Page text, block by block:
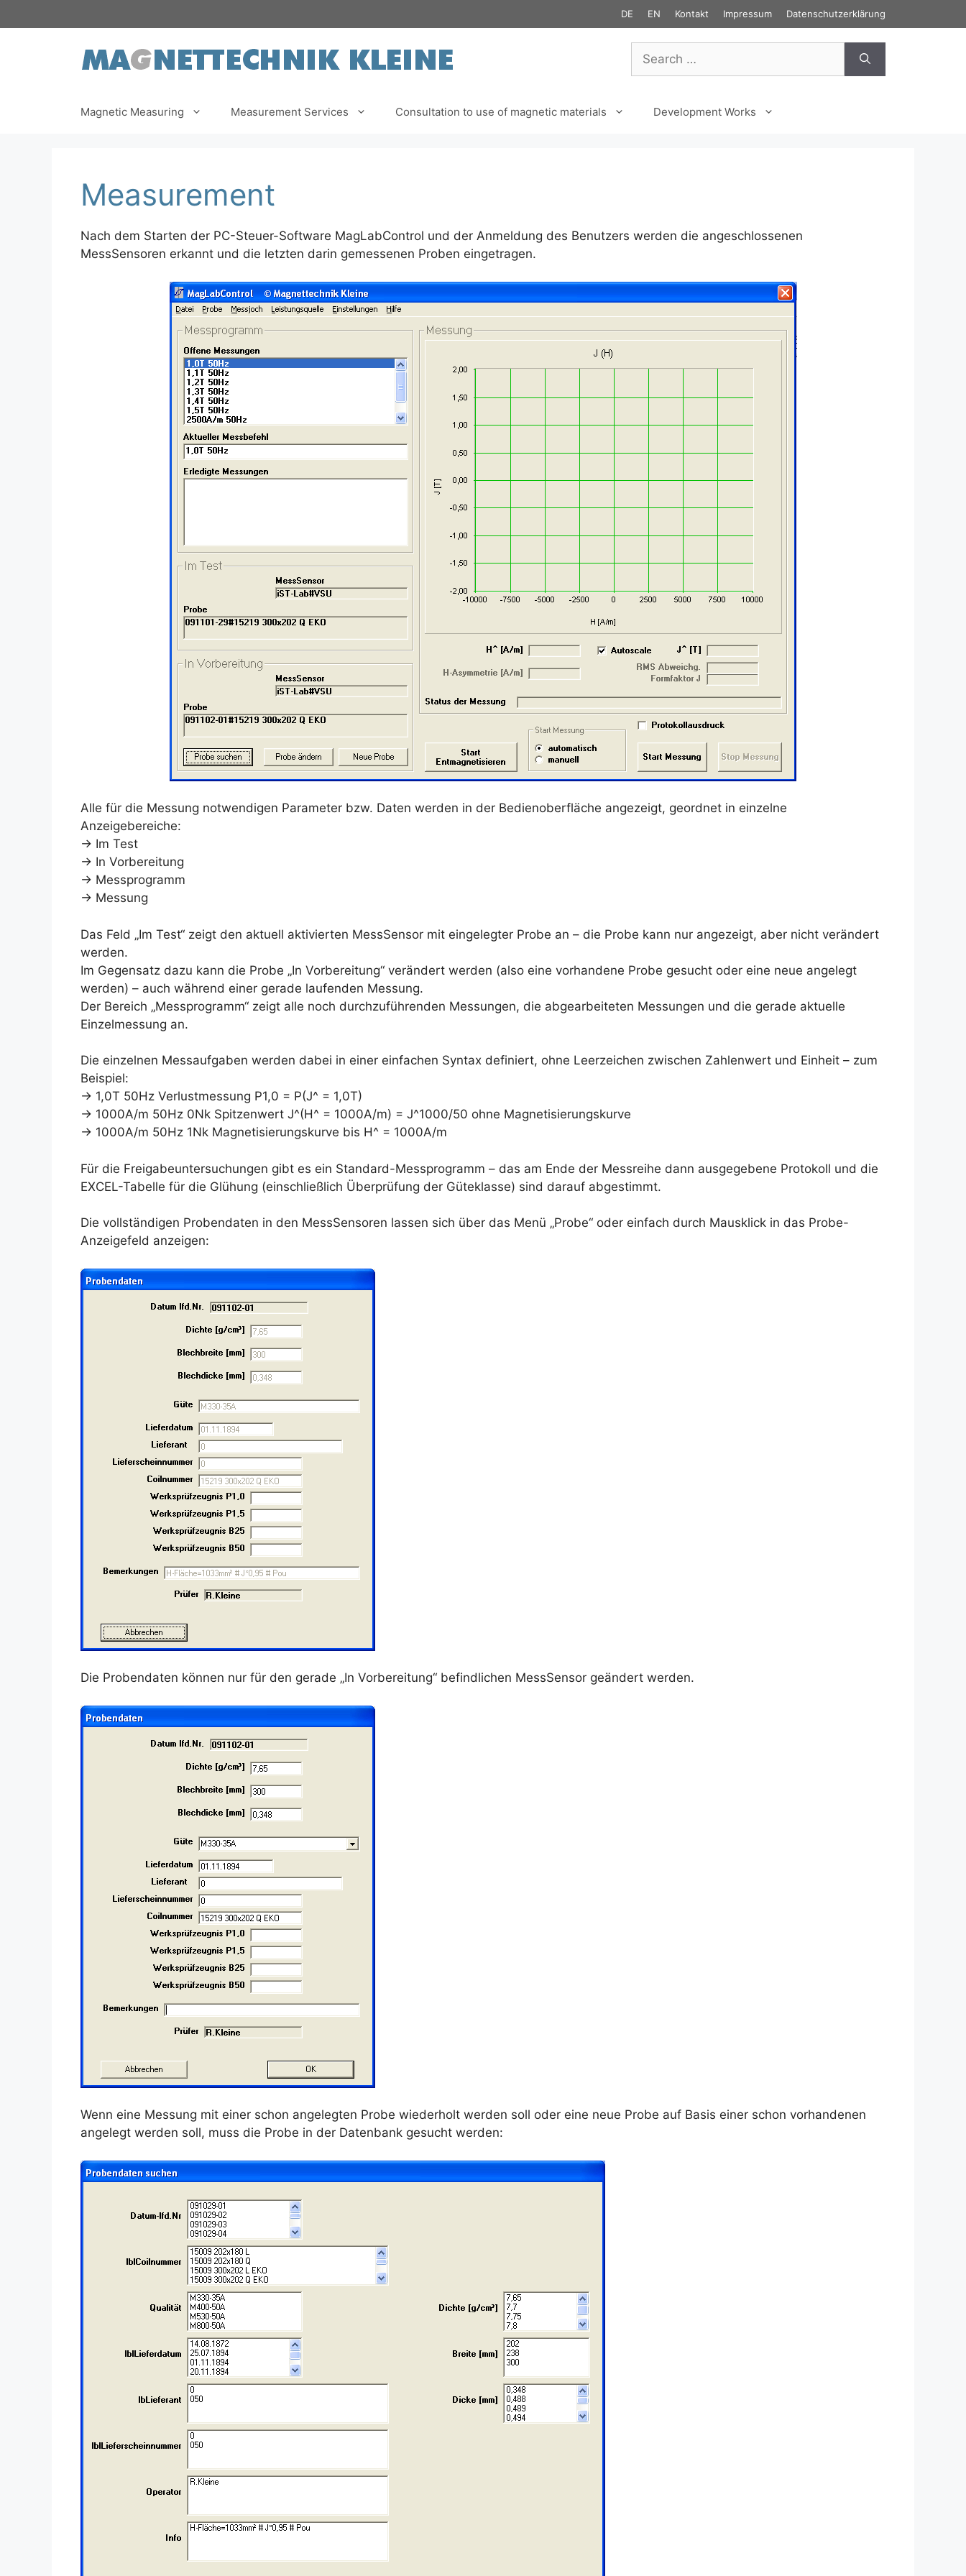
to
DE EN Kontakt Impressum Datenschutzerklärung
Search
for:
Magnetic Measuring Measurement Services Consultation to use of magnetic materials Development Works
Measurement
Nach dem Starten der PC-Steuer-Software MagLabControl und der Anmeldung des Benutzers werden die angeschlossenen
MessSensoren erkannt und die letzten darin gemessenen Proben eingetragen.
Alle für die Messung notwendigen Parameter bzw. Daten werden in der Bedienoberfläche angezeigt, geordnet in einzelne
Anzeigebereiche:
→ Im Test
→ In Vorbereitung
→ Messprogramm
→ Messung
Das Feld „Im Test“ zeigt den aktuell aktivierten MessSensor mit eingelegter Probe an – die Probe kann nur angezeigt, aber nicht verändert
werden.
Im Gegensatz dazu kann die Probe „In Vorbereitung“ verändert werden (also eine vorhandene Probe gesucht oder eine neue angelegt
werden) – auch während einer gerade laufenden Messung.
Der Bereich „Messprogramm“ zeigt alle noch durchzuführenden Messungen, die abgearbeiteten Messungen und die gerade aktuelle
Einzelmessung an.
Die einzelnen Messaufgaben werden dabei in einer einfachen Syntax definiert, ohne Leerzeichen zwischen Zahlenwert und Einheit – zum
Beispiel:
→ 1,0T 50Hz Verlustmessung P1,0 = P(J^ = 1,0T)
→ 1000A/m 50Hz 0Nk Spitzenwert J^(H^ = 1000A/m) = J^1000/50 ohne Magnetisierungskurve
→ 1000A/m 50Hz 1Nk Magnetisierungskurve bis H^ = 1000A/m
Für die Freigabeuntersuchungen gibt es ein Standard-Messprogramm – das am Ende der Messreihe dann ausgegebene Protokoll und die
EXCEL-Tabelle für die Glühung (einschließlich Überprüfung der Güteklasse) sind darauf abgestimmt.
Die vollständigen Probendaten in den MessSensoren lassen sich über das Menü „Probe“ oder einfach durch Mausklick in das Probe-
Anzeigefeld anzeigen:
Die Probendaten können nur für den gerade „In Vorbereitung“ befindlichen MessSensor geändert werden.
Wenn eine Messung mit einer schon angelegten Probe wiederholt werden soll oder eine neue Probe auf Basis einer schon vorhandenen
angelegt werden soll, muss die Probe in der Datenbank gesucht werden: